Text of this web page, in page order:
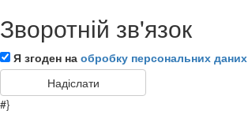
Зворотній зв'язок
Я згоден на обробку персональних даних
#}